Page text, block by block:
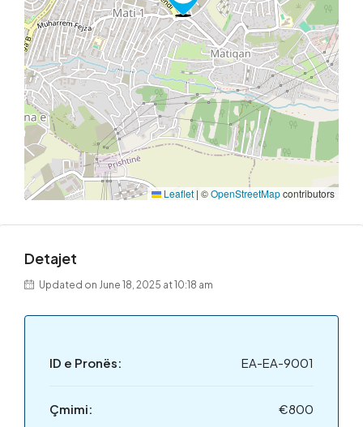
Leaflet | ©OpenStreetMapcontributors
Detajet
Updated on June 18, 2025 at 10:18 am
ID e Pronës: EA-EA-9001
Çmimi: €800